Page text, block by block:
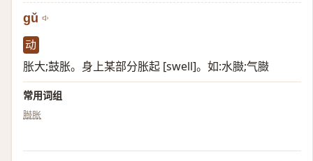
gǔ
动
胀大;鼓胀。身上某部分胀起 [swell]。如:水臌;气臌
常用词组
臌胀